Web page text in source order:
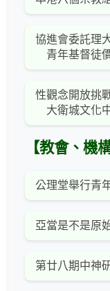
協進會委託理
青年基督徒
性觀念開放挑
大衛城文化
【教會、機
公理堂舉行青
亞當是不是原
第廿八期中神